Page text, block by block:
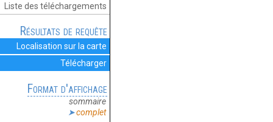
Liste des téléchargements
Résultats de requête
Localisation sur la carte
Télécharger
Format d'affichage
sommaire
complet